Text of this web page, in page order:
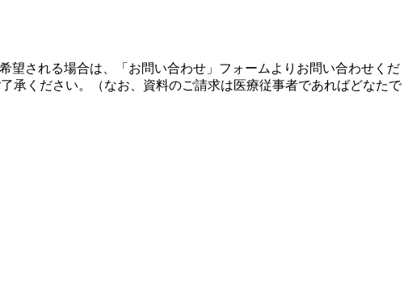
望される場合は、「お問い合わせ」フォームよりお問い合わせくだ
承ください。（なお、資料のご請求は医療従事者であればどなたで